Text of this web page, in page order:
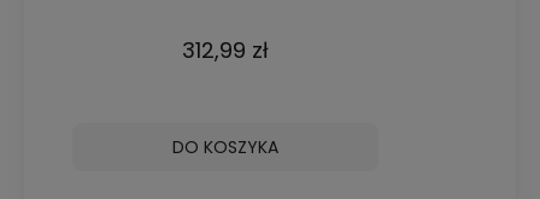
312,99 zł
DO KOSZYKA